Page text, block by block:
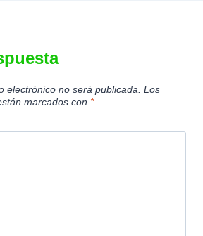
electrónico no será publicada. Los
marcados con *